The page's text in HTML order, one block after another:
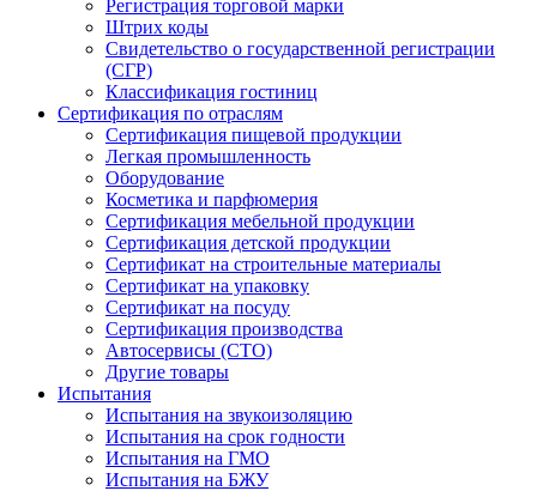
Регистрация торговой марки
Штрих коды
Свидетельство о государственной регистрации
(СГР)
Классификация гостиниц
Сертификация по отраслям
Сертификация пищевой продукции
Легкая промышленность
Оборудование
Косметика и парфюмерия
Сертификация мебельной продукции
Сертификация детской продукции
Сертификат на строительные материалы
Сертификат на упаковку
Сертификат на посуду
Сертификация производства
Автосервисы (СТО)
Другие товары
Испытания
Испытания на звукоизоляцию
Испытания на срок годности
Испытания на ГМО
Испытания на БЖУ